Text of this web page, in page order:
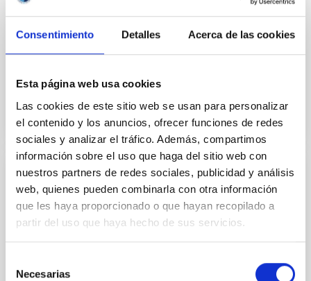
Consentimiento Detalles Acerca de las cookies
Esta página web usa cookies
Las cookies de este sitio web se usan para personalizar
el contenido y los anuncios, ofrecer funciones de redes
sociales y analizar el tráfico. Además, compartimos
información sobre el uso que haga del sitio web con
nuestros partners de redes sociales, publicidad y análisis
web, quienes pueden combinarla con otra información
que les haya proporcionado o que hayan recopilado a
partir del uso que haya hecho de sus servicios.
Necesarias
El objetivo es la colaboración para impulsar
actuaciones dentro de los siguientes ejes: Promover
CONVENIO
Acuerdo marco entre el IAC y
DOBONTECH para el desarrollo de
colaboraciones entre ambas entidades
El objeto de este Acuerdo es crear un marco dentro